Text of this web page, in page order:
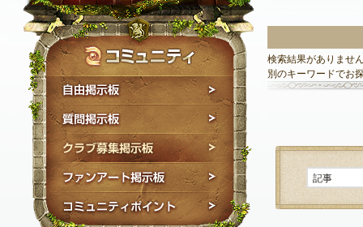
自由掲示板
ファンアート掲示板
コミュニティポイン
検索結果がありませ
別のキーワードでお